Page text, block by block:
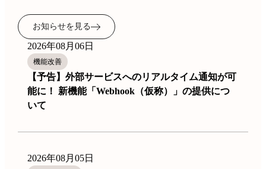
お知らせを見る
2026年08月06日
機能改善
【予告】外部サービスへのリアルタイム通知が可
能に！ 新機能「Webhook（仮称）」の提供につ
いて
2026年08月05日